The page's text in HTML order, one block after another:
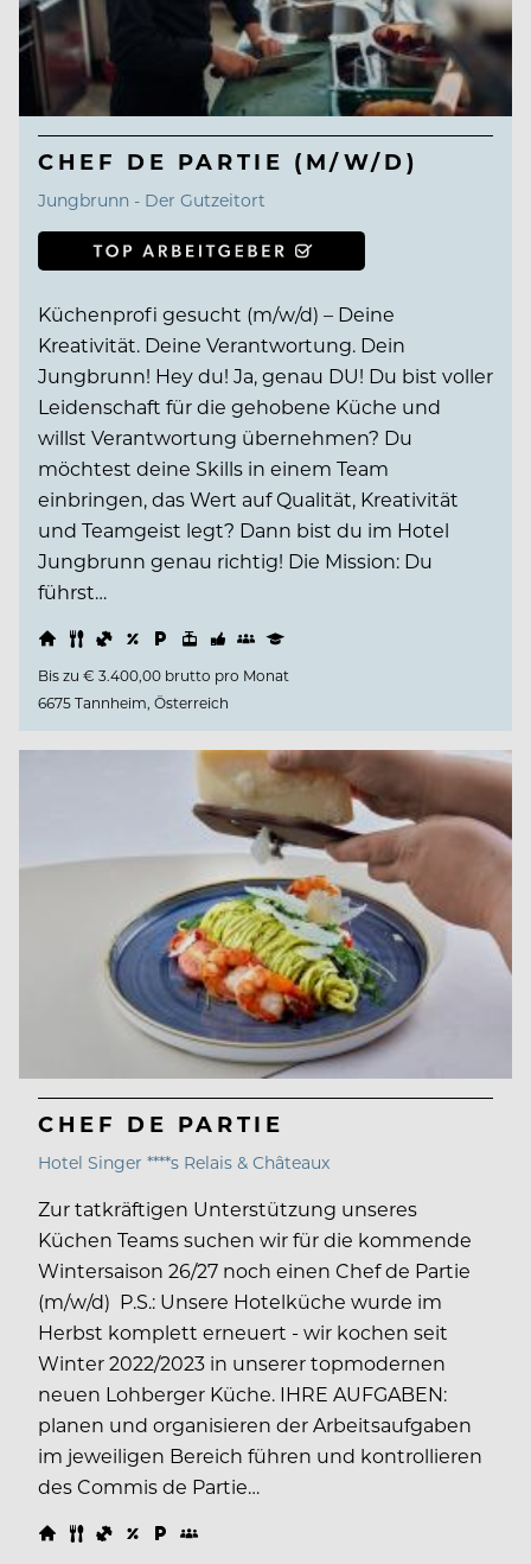
CHEF DE PARTIE (M/W/D)
Jungbrunn - Der Gutzeitort
Küchenprofi gesucht (m/w/d) – Deine
Kreativität. Deine Verantwortung. Dein
Jungbrunn! Hey du! Ja, genau DU! Du bist voller
Leidenschaft für die gehobene Küche und
willst Verantwortung übernehmen? Du
möchtest deine Skills in einem Team
einbringen, das Wert auf Qualität, Kreativität
und Teamgeist legt? Dann bist du im Hotel
Jungbrunn genau richtig! Die Mission: Du
führst…
Bis zu € 3.400,00 brutto pro Monat
6675 Tannheim, Österreich
CHEF DE PARTIE
Hotel Singer ****s Relais & Châteaux
Zur tatkräftigen Unterstützung unseres
Küchen Teams suchen wir für die kommende
Wintersaison 26/27 noch einen Chef de Partie
(m/w/d) P.S.: Unsere Hotelküche wurde im
Herbst komplett erneuert - wir kochen seit
Winter 2022/2023 in unserer topmodernen
neuen Lohberger Küche. IHRE AUFGABEN:
planen und organisieren der Arbeitsaufgaben
im jeweiligen Bereich führen und kontrollieren
des Commis de Partie…